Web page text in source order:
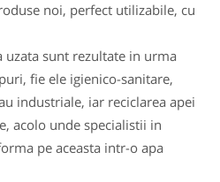
noi, perfect utilizabile, cu
uzata sunt rezultate in urma
fie ele igienico-sanitare,
industriale, iar reciclarea apei
acolo unde specialistii in
pe aceasta intr-o apa